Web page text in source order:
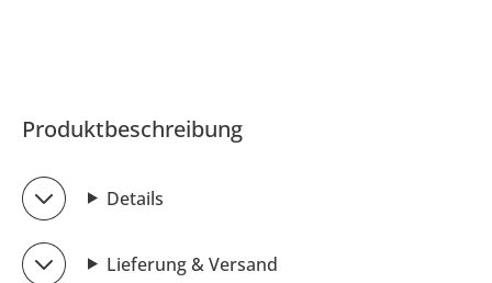
Produktbeschreibung
Details
Lieferung & Versand